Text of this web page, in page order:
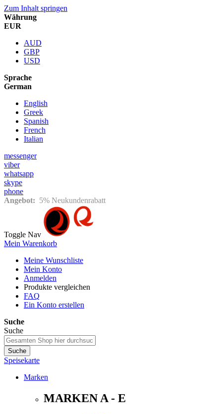
Zum Inhalt springen
Währung
EUR
AUD
GBP
USD
Sprache
German
English
Greek
Spanish
French
Italian
messenger
viber
whatsapp
skype
phone
Angebot: 5% Neukundenrabatt
Toggle Nav
Mein Warenkorb
Meine Wunschliste
Mein Konto
Anmelden
Produkte vergleichen
FAQ
Ein Konto erstellen
Suche
Suche
Suche
Speisekarte
Marken
MARKEN A - E